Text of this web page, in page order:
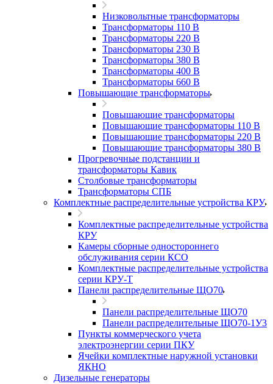
Низковольтные трансформаторы
Трансформаторы 110 В
Трансформаторы 220 В
Трансформаторы 230 В
Трансформаторы 380 В
Трансформаторы 400 В
Трансформаторы 660 В
Повышающие трансформаторы
Повышающие трансформаторы
Повышающие трансформаторы 110 В
Повышающие трансформаторы 220 В
Повышающие трансформаторы 380 В
Прогревочные подстанции и
трансформаторы Кавик
Столбовые трансформаторы
Трансформаторы СПБ
Комплектные распределительные устройства КРУ
Комплектные распределительные устройства
КРУ
Камеры сборные одностороннего
обслуживания серии КСО
Комплектные распределительные устройства
серии КРУ-Т
Панели распределительные ЩО70
Панели распределительные ЩО70
Панели распределительные ЩО70-1У3
Пункты коммерческого учета
электроэнергии серии ПКУ
Ячейки комплектные наружной установки
ЯКНО
Дизельные генераторы